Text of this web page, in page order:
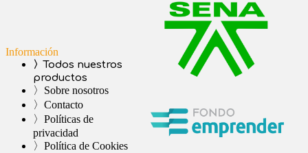
Información
〉Todos nuestros
productos
〉Sobre nosotros
〉Contacto
〉Políticas de
privacidad
〉Política de Cookies